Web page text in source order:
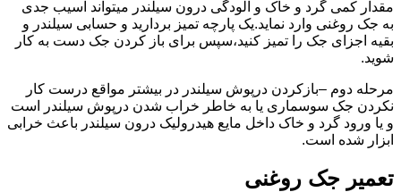
مقدار کمی گرد و خاک و آلودگی درون سیلندر میتواند آسیب جدی
به جک روغنی وارد نماید.یک پارچه تمیز بردارید و حسابی سیلندر و
بقیه اجزای جک را تمیز کنید،سپس برای باز کردن جک دست به کار
شوید.
مرحله دوم –بازکردن درپوش سیلندر در بیشتر مواقع درست کار
نکردن جک سوسماری یا به خاطر خراب شدن درپوش سیلندر است
و یا ورود گرد و خاک داخل مایع هیدرولیک درون سیلندر باعث خرابی
ابزار شده است.
تعمیر جک روغنی